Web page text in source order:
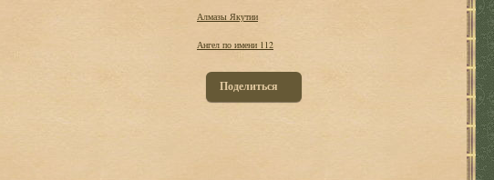
Алмазы Якутии
Ангел по имени 112
Поделиться